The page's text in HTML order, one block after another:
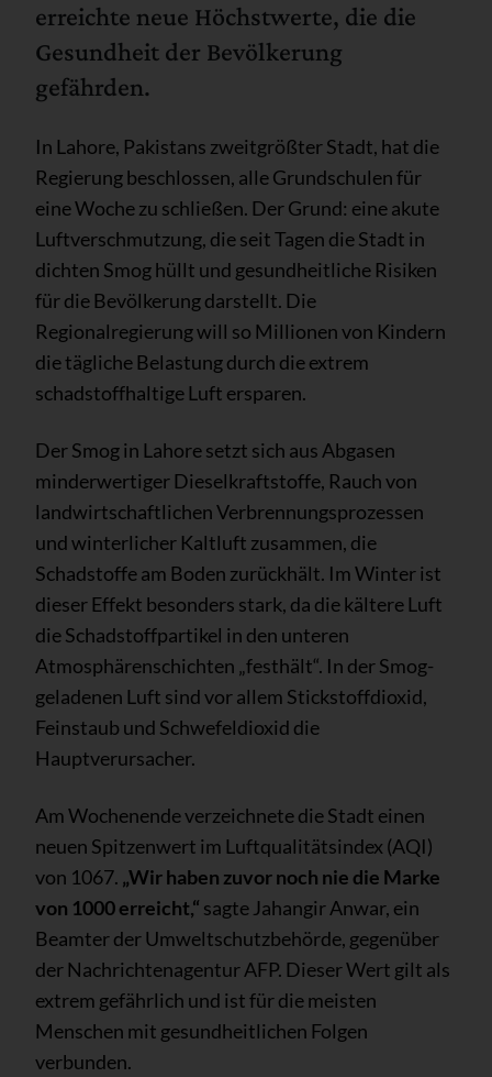
erreichte neue Höchstwerte, die die
Gesundheit der Bevölkerung
gefährden.
In Lahore, Pakistans zweitgrößter Stadt, hat die
Regierung beschlossen, alle Grundschulen für
eine Woche zu schließen. Der Grund: eine akute
Luftverschmutzung, die seit Tagen die Stadt in
dichten Smog hüllt und gesundheitliche Risiken
für die Bevölkerung darstellt. Die
Regionalregierung will so Millionen von Kindern
die tägliche Belastung durch die extrem
schadstoffhaltige Luft ersparen.
Der Smog in Lahore setzt sich aus Abgasen
minderwertiger Dieselkraftstoffe, Rauch von
landwirtschaftlichen Verbrennungsprozessen
und winterlicher Kaltluft zusammen, die
Schadstoffe am Boden zurückhält. Im Winter ist
dieser Effekt besonders stark, da die kältere Luft
die Schadstoffpartikel in den unteren
Atmosphärenschichten „festhält“. In der Smog-
geladenen Luft sind vor allem Stickstoffdioxid,
Feinstaub und Schwefeldioxid die
Hauptverursacher.
Am Wochenende verzeichnete die Stadt einen
neuen Spitzenwert im Luftqualitätsindex (AQI)
von 1067. „Wir haben zuvor noch nie die Marke
von 1000 erreicht,“ sagte Jahangir Anwar, ein
Beamter der Umweltschutzbehörde, gegenüber
der Nachrichtenagentur AFP. Dieser Wert gilt als
extrem gefährlich und ist für die meisten
Menschen mit gesundheitlichen Folgen
verbunden.